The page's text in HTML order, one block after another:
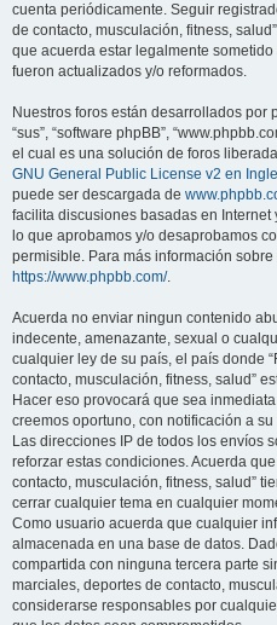
cuenta periódicamente. Seguir
de contacto, musculación, fitness,
que acuerda estar legalmente
fueron actualizados y/o reformados.
Nuestros foros están desarrollados por
“sus”, “software phpBB”,
el cual es una solución de foros
GNU General Public License v2 en
puede ser descargada de
facilita discusiones basadas en
lo que aprobamos y/o desaprobamos
permisible. Para más información
https://www.phpbb.com/.
Acuerda no enviar ningun contenido
indecente, amenazante, sexual o
cualquier ley de su país, el país donde
contacto, musculación, fitness, salud”
Hacer eso provocará que sea
creemos oportuno, con notificación a
Las direcciones IP de todos los envíos
reforzar estas condiciones. Acuerda
contacto, musculación, fitness, salud”
cerrar cualquier tema en cualquier
Como usuario acuerda que cualquier
almacenada en una base de datos.
compartida con ninguna tercera parte
marciales, deportes de contacto,
considerarse responsables por